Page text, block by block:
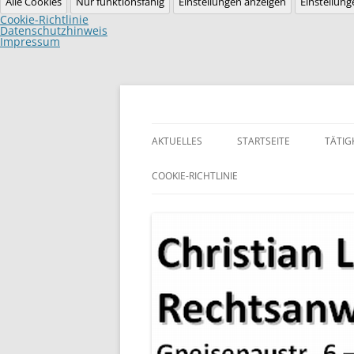
Cookie-Richtlinie
Datenschutzhinweis
Impressum
Zum
AKTUELLES STARTSEITE
COOKIE-RICHTLINIE